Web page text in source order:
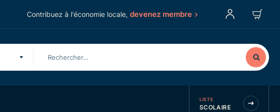
Contribuez à l'économie locale, devenez membre
LISTE
SCOLAIRE